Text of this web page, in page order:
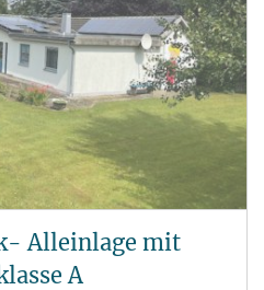
Alleinlage mit
A